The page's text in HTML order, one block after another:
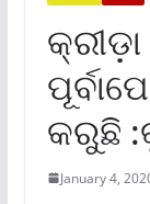
କରୁଛି
January 4,